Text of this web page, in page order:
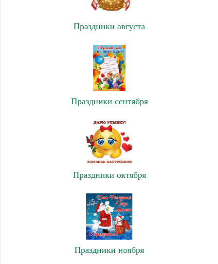
Праздники августа
Праздники сентября
Праздники октября
Праздники ноября